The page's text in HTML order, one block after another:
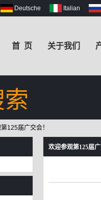
Deutsche Italian
首 页 关于我们
125届广交会！
欢迎参观第125届广